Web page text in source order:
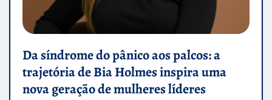
Da síndrome do pânico aos palcos: a
trajetória de Bia Holmes inspira uma
nova geração de mulheres líderes